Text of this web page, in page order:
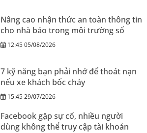
Nâng cao nhận thức an toàn thông tin
cho nhà báo trong môi trường số
12:45 05/08/2026
7 kỹ năng bạn phải nhớ để thoát nạn
nếu xe khách bốc cháy
15:45 29/07/2026
Facebook gặp sự cố, nhiều người
dùng không thể truy cập tài khoản